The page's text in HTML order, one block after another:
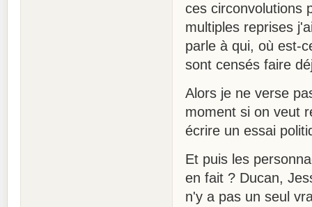
ces circonvolutions
multiples reprises
parle à qui, où est-
sont censés faire
Alors je ne verse
moment si on veut
écrire un essai
Et puis les
en fait ? Ducan,
n'y a pas un seul